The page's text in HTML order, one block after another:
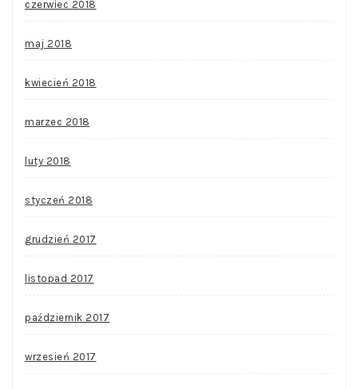
czerwiec 2018
maj 2018
kwiecień 2018
marzec 2018
luty 2018
styczeń 2018
grudzień 2017
listopad 2017
październik 2017
wrzesień 2017